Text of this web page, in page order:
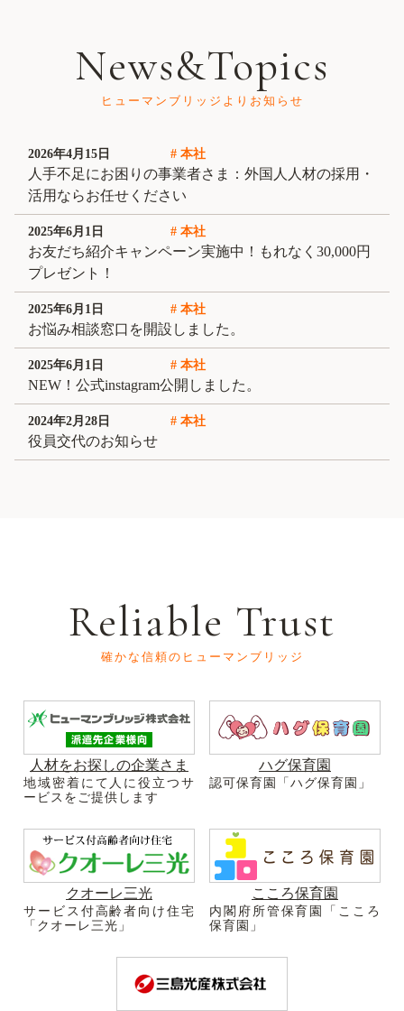
News&Topics
ヒューマンブリッジよりお知らせ
2026年4月15日 # 本社
人手不足にお困りの事業者さま：外国人人材の採用・
活用ならお任せください
2025年6月1日 # 本社
お友だち紹介キャンペーン実施中！もれなく30,000円
プレゼント！
2025年6月1日 # 本社
お悩み相談窓口を開設しました。
2025年6月1日 # 本社
NEW！公式instagram公開しました。
2024年2月28日 # 本社
役員交代のお知らせ
Reliable Trust
確かな信頼のヒューマンブリッジ
人材をお探しの企業さま
地域密着にて人に役立つサ
ービスをご提供します
ハグ保育園
認可保育園「ハグ保育園」
クオーレ三光
サービス付高齢者向け住宅
「クオーレ三光」
こころ保育園
内閣府所管保育園「こころ
保育園」